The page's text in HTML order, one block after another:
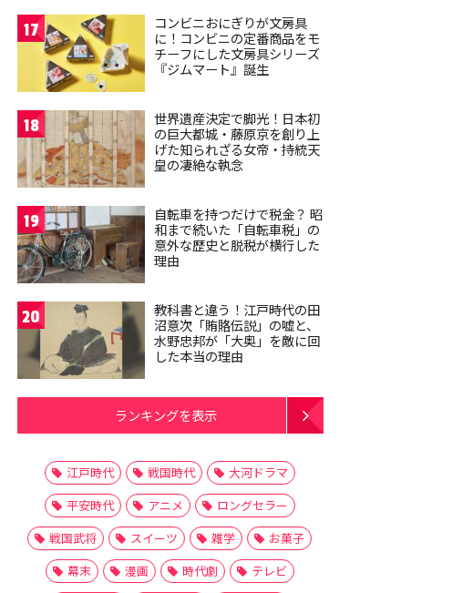
17
コンビニおにぎりが文房具
に！コンビニの定番商品をモ
チーフにした文房具シリーズ
『ジムマート』誕生
18
世界遺産決定で脚光！日本初
の巨大都城・藤原京を創り上
げた知られざる女帝・持統天
皇の凄絶な執念
19
自転車を持つだけで税金？ 昭
和まで続いた「自転車税」の
意外な歴史と脱税が横行した
理由
20
教科書と違う！江戸時代の田
沼意次「賄賂伝説」の嘘と、
水野忠邦が「大奥」を敵に回
した本当の理由
ランキングを表示
江戸時代 戦国時代
大河ドラマ
平安時代
アニメ
ロングセラー
戦国武将
スイーツ 雑学
お菓子
幕末
漫画 時代劇
テレビ